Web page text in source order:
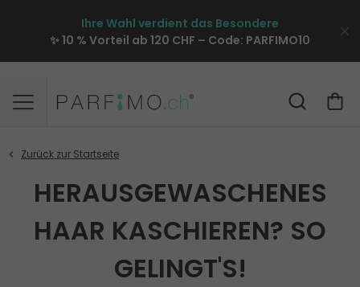
Ihre Wahl verdient das Besondere
✨ 10 % Vorteil ab 120 CHF – Code: PARFIMO10
HERAUSGEWASCHENES
HAAR KASCHIEREN? SO
GELINGT'S!